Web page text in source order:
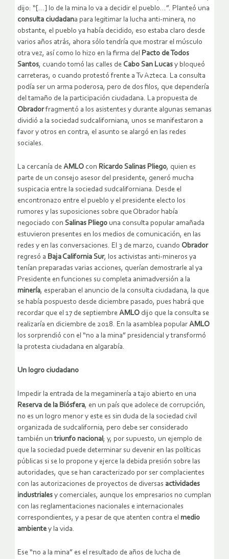
dijo: “[…] lo de la mina lo va a decidir el pueblo…”. Planteó una
consulta ciudadana para legitimar la lucha anti-minera, no
obstante, el pueblo ya había decidido, eso estaba claro desde
varios años atrás, ahora sólo tendría que mostrar el músculo
otra vez, así como lo hizo en la firma del Pacto de Todos
Santos, cuando tomó las calles de Cabo San Lucas y bloqueó
carreteras, o cuando protestó frente a Tv Azteca. La consulta
podía ser un arma poderosa, pero de dos filos, que dependería
del tamaño de la participación ciudadana. La propuesta de
Obradorfragmentó a los asistentes y durante algunas semanas
dividió a la sociedad sudcaliforniana, unos se manifestaron a
favor y otros en contra, el asunto se alargó en las redes
sociales.
La cercanía de AMLO con Ricardo Salinas Pliego, quien es
parte de un consejo asesor del presidente, generó mucha
suspicacia entre la sociedad sudcaliforniana. Desde el
encontronazo entre el pueblo y el presidente electo los
rumores y las suposiciones sobre que Obrador había
negociado con Salinas Pliego una consulta popular amañada
estuvieron presentes en los medios de comunicación, en las
redes y en las conversaciones. El 3 de marzo, cuando Obrador
regresó a Baja California Sur, los activistas anti-mineros ya
tenían preparadas varias acciones, querían demostrarle al ya
Presidente en funciones su completa animadversión a la
minería, esperaban el anuncio de la consulta ciudadana, la que
se había pospuesto desde diciembre pasado, pues habrá que
recordar que el 17 de septiembre AMLO dijo que la consulta se
realizaría en diciembre de 2018. En la asamblea popular AMLO
los sorprendió con el “no a la mina” presidencial y transformó
la protesta ciudadana en algarabía.
Un logro ciudadano
Impedir la entrada de la megaminería a tajo abierto en una
Reserva de la Biósfera, en un país que adolece de corrupción,
no es un logro menor y este es sin duda de la sociedad civil
organizada de sudcalifornia, pero debe ser considerado
también un triunfo nacional ; y, por supuesto, un ejemplo de
que la sociedad puede determinar su devenir en las políticas
públicas si se lo propone y ejerce la debida presión sobre las
autoridades, que se han caracterizado por ser complacientes
con las autorizaciones de proyectos de diversas actividades
industriales y comerciales, aunque los empresarios no cumplan
con las reglamentaciones nacionales e internacionales
correspondientes, y a pesar de que atenten contra el medio
ambientey la vida.
Ese “no a la mina” es el resultado de años de lucha de